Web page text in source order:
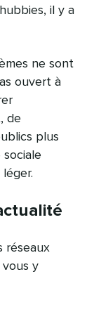
il y a
ne sont
ouvert à
de
plus
réseaux
vous y